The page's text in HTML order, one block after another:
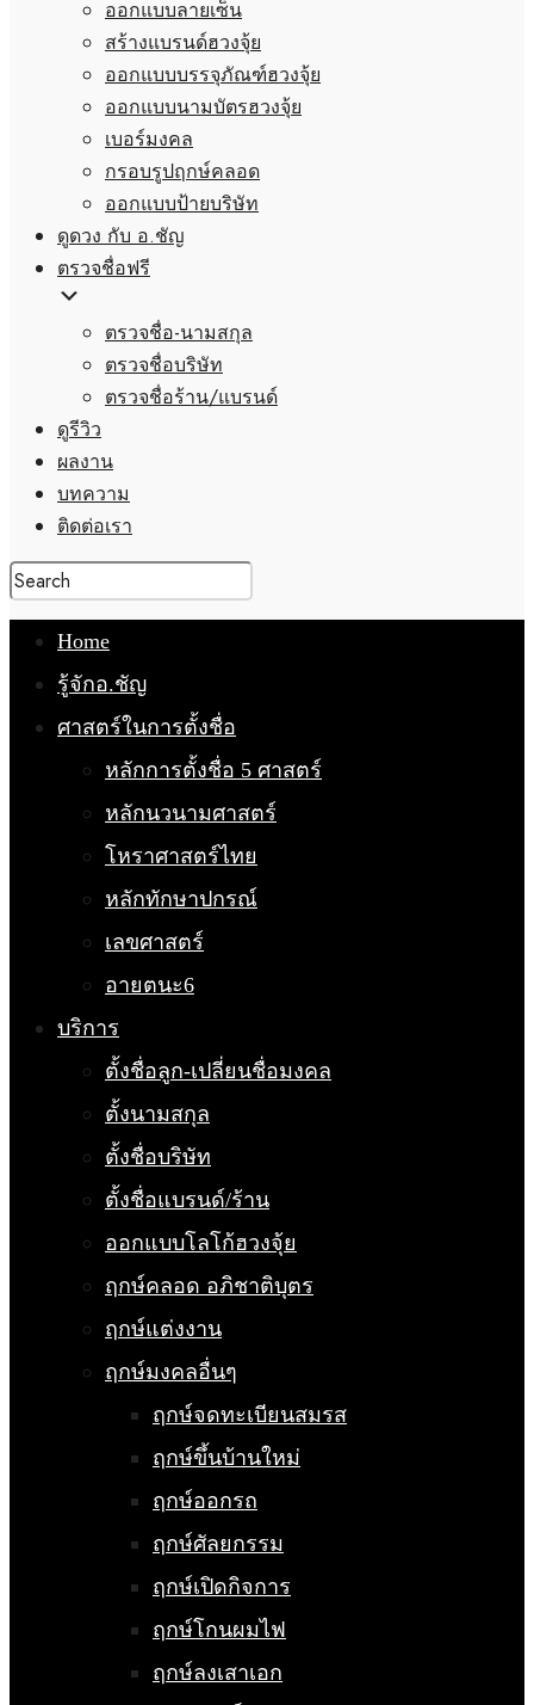
ออกแบบลายเซ็น
สร้างแบรนด์ฮวงจุ้ย
ออกแบบบรรจุภัณฑ์ฮวงจุ้ย
ออกแบบนามบัตรฮวงจุ้ย
เบอร์มงคล
กรอบรูปฤกษ์คลอด
ออกแบบป้ายบริษัท
ดูดวง กับ อ.ชัญ
ตรวจชื่อฟรี
ตรวจชื่อ-นามสกุล
ตรวจชื่อบริษัท
ตรวจชื่อร้าน/แบรนด์
ดูรีวิว
ผลงาน
บทความ
ติดต่อเรา
Home
รู้จักอ.ชัญ
ศาสตร์ในการตั้งชื่อ
หลักการตั้งชื่อ 5 ศาสตร์
หลักนวนามศาสตร์
โหราศาสตร์ไทย
หลักทักษาปกรณ์
เลขศาสตร์
อายตนะ6
บริการ
ตั้งชื่อลูก-เปลี่ยนชื่อมงคล
ตั้งนามสกุล
ตั้งชื่อบริษัท
ตั้งชื่อแบรนด์/ร้าน
ออกแบบโลโก้ฮวงจุ้ย
ฤกษ์คลอด อภิชาติบุตร
ฤกษ์แต่งงาน
ฤกษ์มงคลอื่นๆ
ฤกษ์จดทะเบียนสมรส
ฤกษ์ขึ้นบ้านใหม่
ฤกษ์ออกรถ
ฤกษ์ศัลยกรรม
ฤกษ์เปิดกิจการ
ฤกษ์โกนผมไฟ
ฤกษ์ลงเสาเอก